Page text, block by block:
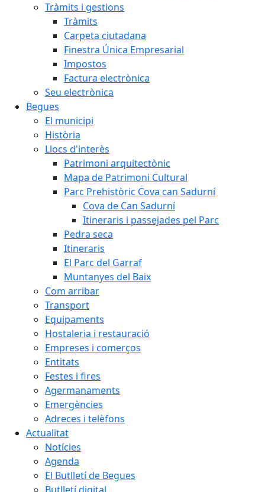
Tràmits i gestions
Tràmits
Carpeta ciutadana
Finestra Única Empresarial
Impostos
Factura electrònica
Seu electrònica
Begues
El municipi
Història
Llocs d'interès
Patrimoni arquitectònic
Mapa de Patrimoni Cultural
Parc Prehistòric Cova can Sadurní
Cova de Can Sadurní
Itineraris i passejades pel Parc
Pedra seca
Itineraris
El Parc del Garraf
Muntanyes del Baix
Com arribar
Transport
Equipaments
Hostaleria i restauració
Empreses i comerços
Entitats
Festes i fires
Agermanaments
Emergències
Adreces i telèfons
Actualitat
Notícies
Agenda
El Butlletí de Begues